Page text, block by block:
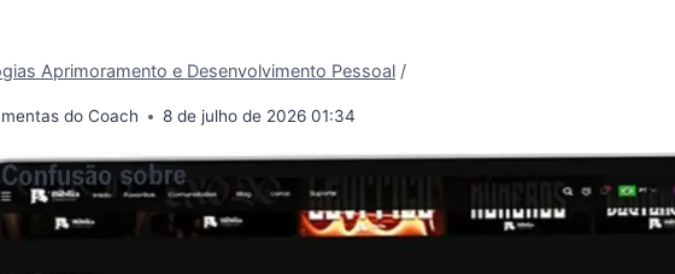
Aprimoramento e Desenvolvimento Pessoal /
do Coach 8 de julho de 2026 01:34